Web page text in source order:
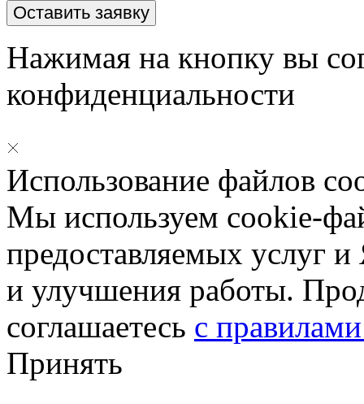
Нажимая на кнопку вы
конфиденциальности
Использование файлов
Мы используем cookie-
предоставляемых услуг
и улучшения работы.
соглашаетесь с
Принять